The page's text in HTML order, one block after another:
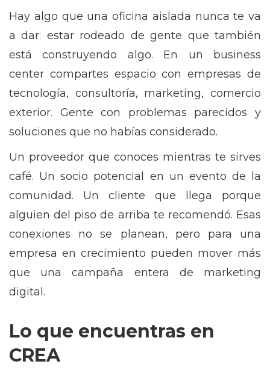
Hay algo que una oficina aislada nunca te va
a dar: estar rodeado de gente que también
está construyendo algo. En un business
center compartes espacio con empresas de
tecnología, consultoría, marketing, comercio
exterior. Gente con problemas parecidos y
soluciones que no habías considerado.
Un proveedor que conoces mientras te sirves
café. Un socio potencial en un evento de la
comunidad. Un cliente que llega porque
alguien del piso de arriba te recomendó. Esas
conexiones no se planean, pero para una
empresa en crecimiento pueden mover más
que una campaña entera de marketing
digital.
Lo que encuentras en
CREA